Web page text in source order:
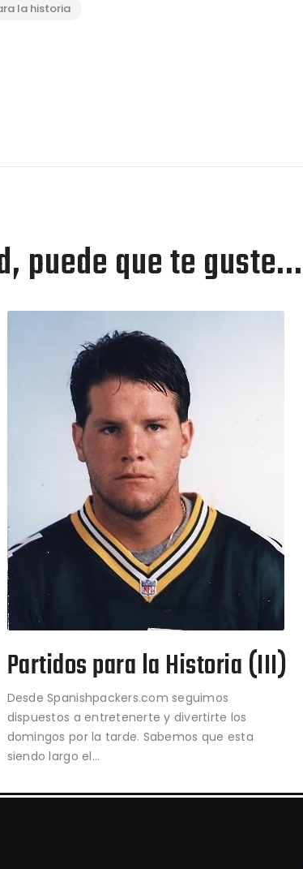
la historia
puede que te guste...
Partidos para la Historia (III)
Desde Spanishpackers.com seguimos
dispuestos a entretenerte y divertirte los
domingos por la tarde. Sabemos que esta
siendo largo el…